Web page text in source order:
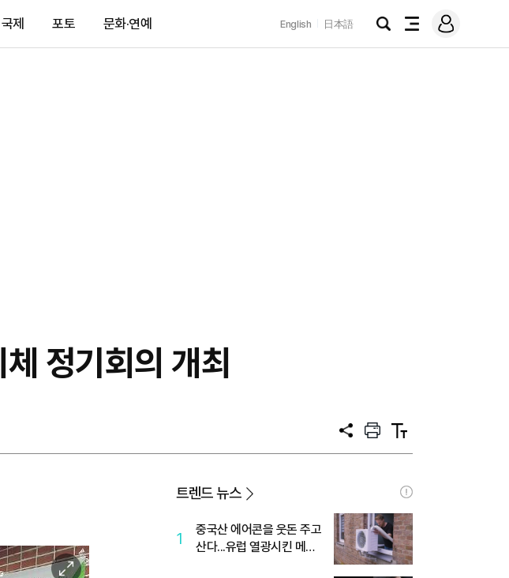
국제 포토 문화·연예 English 日本語
검
전
메
그
정기회의 개최
공
프
트
텍
트
이
트렌드 뉴스
1
중국산 에어콘을 웃돈 주고
산다...유럽 열광시킨 메이